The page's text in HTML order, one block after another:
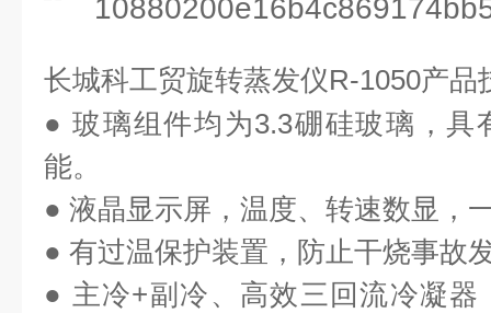
长城科工贸旋转蒸发仪R-1050产品
●玻璃组件均为3.3硼硅玻璃，具
能。
● 液晶显示屏，温度、转速数显，
● 有过温保护装置，防止干烧事故
● 主冷+副冷、高效三回流冷凝